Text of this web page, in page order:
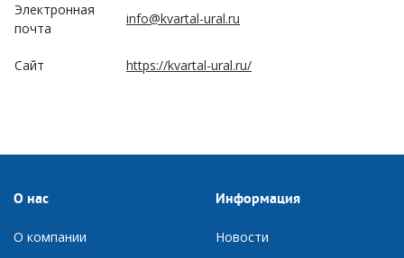
Электронная
почта
info@kvartal-ural.ru
Сайт https://kvartal-ural.ru/
О нас
О компании
Информация
Новости